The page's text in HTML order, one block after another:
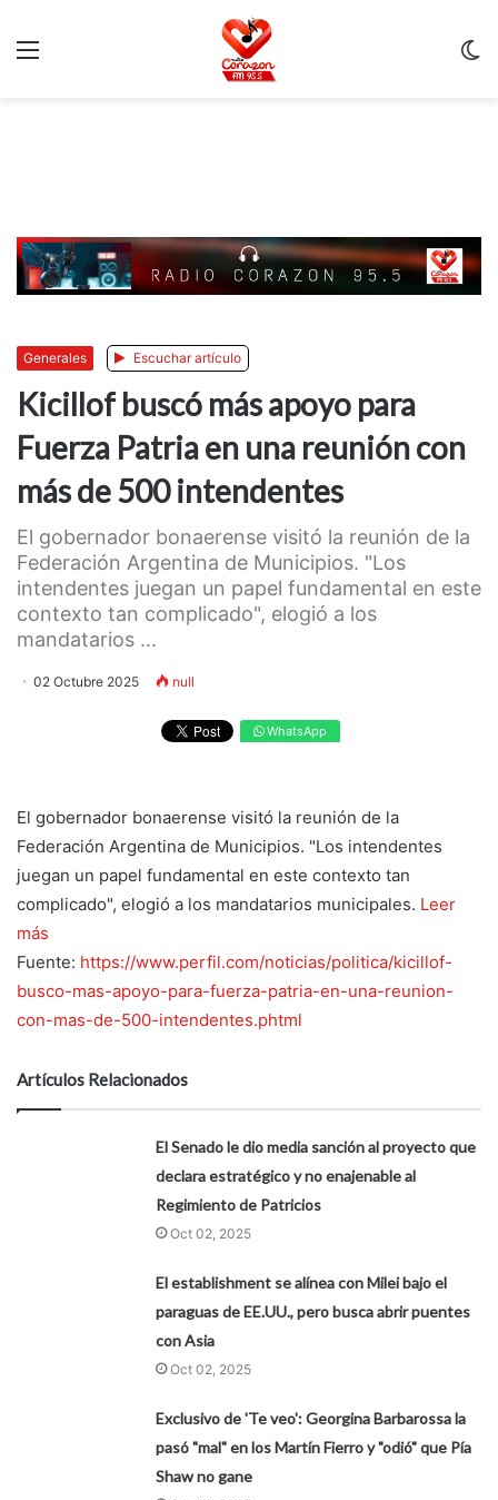
Generales Escuchar artículo
Kicillof buscó más apoyo para
Fuerza Patria en una reunión con
más de 500 intendentes
El gobernador bonaerense visitó la reunión de la
Federación Argentina de Municipios. "Los
intendentes juegan un papel fundamental en este
contexto tan complicado", elogió a los
mandatarios ...
02 Octubre 2025 null
WhatsApp
El gobernador bonaerense visitó la reunión de la
Federación Argentina de Municipios. "Los intendentes
juegan un papel fundamental en este contexto tan
complicado", elogió a los mandatarios municipales. Leer
más
Fuente: https://www.perfil.com/noticias/politica/kicillof-
busco-mas-apoyo-para-fuerza-patria-en-una-reunion-
con-mas-de-500-intendentes.phtml
Artículos Relacionados
El Senado le dio media sanción al proyecto que
declara estratégico y no enajenable al
Regimiento de Patricios
Oct 02, 2025
El establishment se alínea con Milei bajo el
paraguas de EE.UU., pero busca abrir puentes
con Asia
Oct 02, 2025
Exclusivo de 'Te veo': Georgina Barbarossa la
pasó "mal" en los Martín Fierro y "odió" que Pía
Shaw no gane